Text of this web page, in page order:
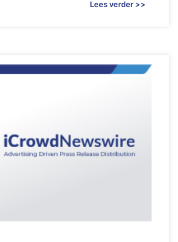
Lees verder >>